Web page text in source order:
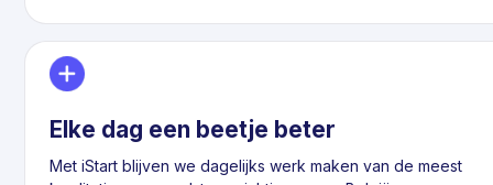
Elke dag een beetje beter
Met iStart blijven we dagelijks werk maken van de meest